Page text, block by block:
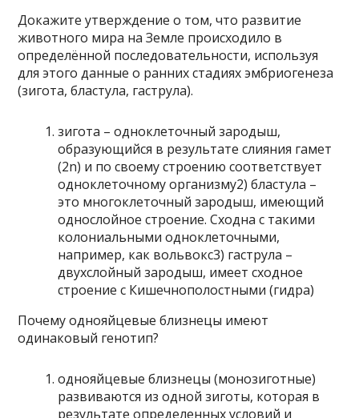
Докажите утверждение о том, что развитие
животного мира на Земле происходило в
определённой последовательности, используя
для этого данные о ранних стадиях эмбриогенеза
(зигота, бластула, гаструла).
зигота – одноклеточный зародыш,
образующийся в результате слияния гамет
(2n) и по своему строению соответствует
одноклеточному организму2) бластула –
это многоклеточный зародыш, имеющий
однослойное строение. Сходна с такими
колониальными одноклеточными,
например, как вольвокс3) гаструла –
двухслойный зародыш, имеет сходное
строение с Кишечнополостными (гидра)
Почему однояйцевые близнецы имеют
одинаковый генотип?
однояйцевые близнецы (монозиготные)
развиваются из одной зиготы, которая в
результате определенных условий и